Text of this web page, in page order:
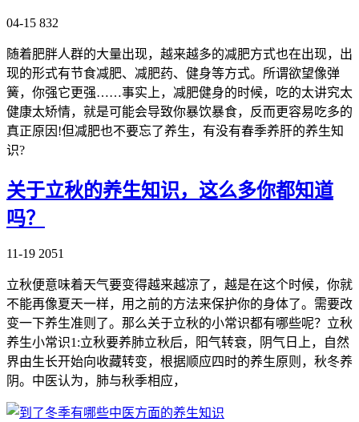
04-15 832
随着肥胖人群的大量出现，越来越多的减肥方式也在出现，出
现的形式有节食减肥、减肥药、健身等方式。所谓欲望像弹
簧，你强它更强……事实上，减肥健身的时候，吃的太讲究太
健康太矫情，就是可能会导致你暴饮暴食，反而更容易吃多的
真正原因!但减肥也不要忘了养生，有没有春季养肝的养生知
识?
关于立秋的养生知识，这么多你都知道
吗？
11-19 2051
立秋便意味着天气要变得越来越凉了，越是在这个时候，你就
不能再像夏天一样，用之前的方法来保护你的身体了。需要改
变一下养生准则了。那么关于立秋的小常识都有哪些呢？立秋
养生小常识1:立秋要养肺立秋后，阳气转衰，阴气日上，自然
界由生长开始向收藏转变，根据顺应四时的养生原则，秋冬养
阴。中医认为，肺与秋季相应，